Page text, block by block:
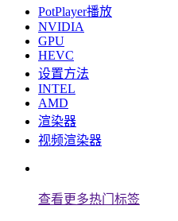
PotPlayer播放
NVIDIA
GPU
HEVC
设置方法
INTEL
AMD
渲染器
视频渲染器
查看更多热门标签